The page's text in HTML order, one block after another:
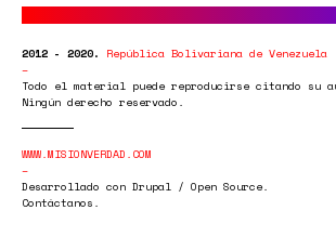
2012 - 2020. República Bolivariana de Venezuela
Todo el material puede reproducirse citando su
Ningún derecho reservado.
WWW.MISIONVERDAD.COM
Desarrollado con Drupal / Open Source.
Contáctanos.